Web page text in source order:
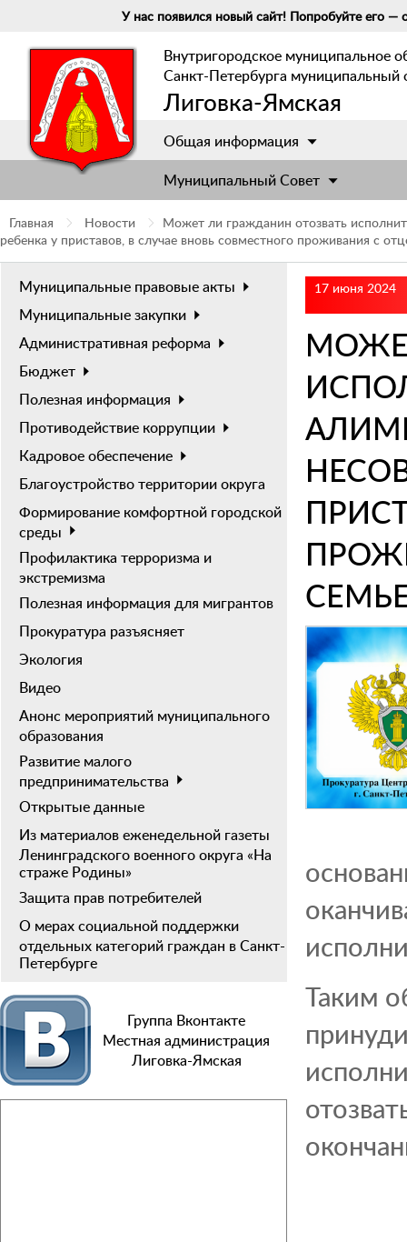
У нас появился новый сайт! Попробуйте его —
Внутригородское муниципальное
Санкт-Петербурга муниципальный
Лиговка-Ямская
Общая информация
Муниципальный Cовет
Главная Новости
Может ли гражданин отозвать
ребенка у приставов, в случае вновь совместного проживания с
Муниципальные правовые акты
Муниципальные закупки
Административная реформа
Бюджет
Полезная информация
Противодействие коррупции
Кадровое обеспечение
Благоустройство территории округа
Формирование комфортной городской
среды
Профилактика терроризма и
экстремизма
Полезная информация для мигрантов
Прокуратура разъясняет
Экология
Видео
Анонс мероприятий муниципального
образования
Развитие малого
предпринимательства
Открытые данные
Из материалов еженедельной газеты
Ленинградского военного округа «На
страже Родины»
Защита прав потребителей
О мерах социальной поддержки
отдельных категорий граждан в Санкт-
Петербурге
Группа Вконтакте
Местная администрация
Лиговка-Ямская
17 июня 2024
Таким